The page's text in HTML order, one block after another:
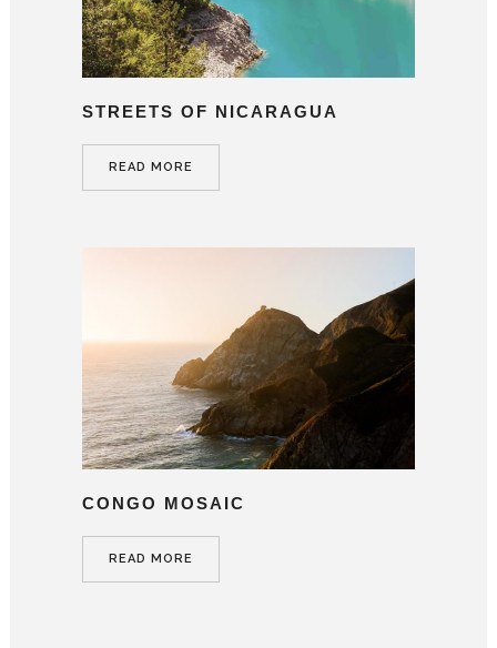
STREETS OF NICARAGUA
READ MORE
CONGO MOSAIC
READ MORE